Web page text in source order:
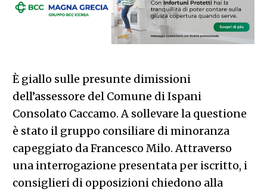
È giallo sulle presunte dimissioni
dell’assessore del Comune di Ispani
Consolato Caccamo. A sollevare la questione
è stato il gruppo consiliare di minoranza
capeggiato da Francesco Milo. Attraverso
una interrogazione presentata per iscritto, i
consiglieri di opposizioni chiedono alla